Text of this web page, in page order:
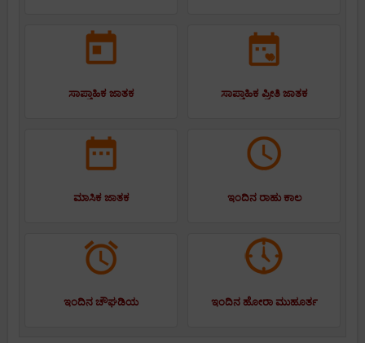
ಸಾಪ್ತಾಹಿಕ ಜಾತಕ ಸಾಪ್ತಾಹಿಕ ಪ್ರೀತಿ ಜಾತಕ
ಮಾಸಿಕ ಜಾತಕ ಇಂದಿನ ರಾಹು ಕಾಲ
ಇಂದಿನ ಚೌಘಡಿಯ ಇಂದಿನ ಹೋರಾ ಮುಹೂರ್ತ